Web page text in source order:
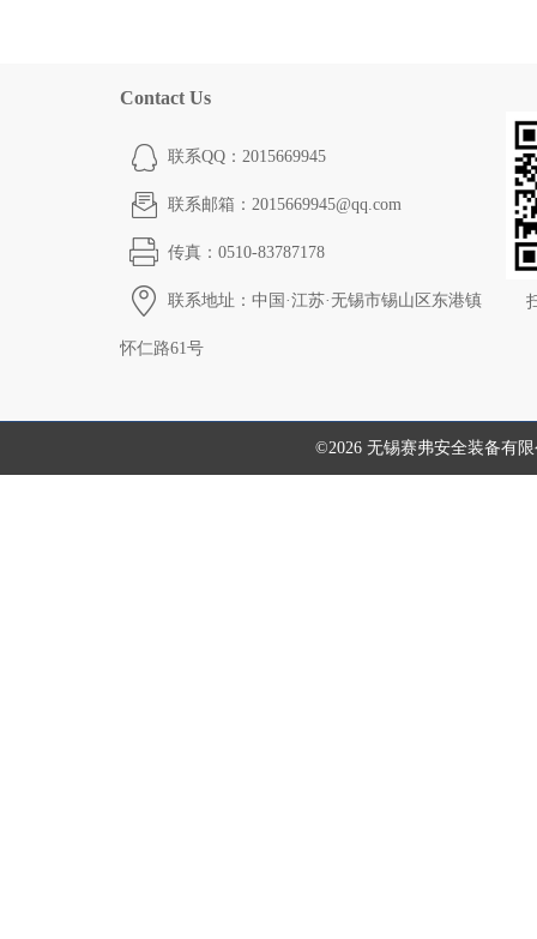
Contact Us
联系QQ：2015669945
联系邮箱：2015669945@qq.com
传真：0510-83787178
联系地址：中国·江苏·无锡市锡山区东港镇
怀仁路61号
©2026 无锡赛弗安全装备有